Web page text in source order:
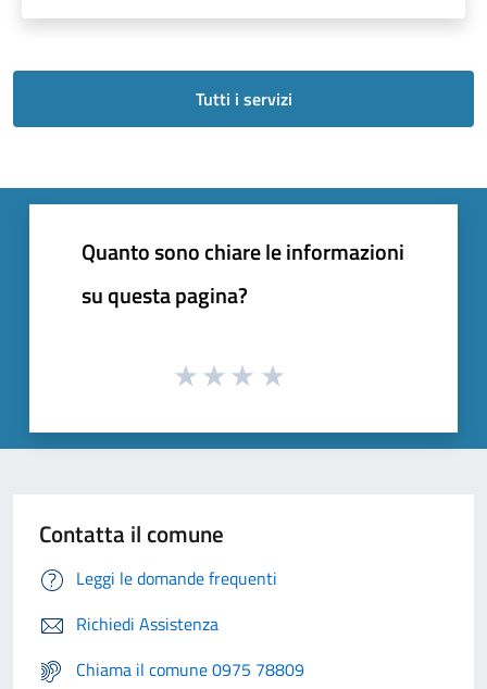
Tutti i servizi
Quanto sono chiare le informazioni
su questa pagina?
Contatta il comune
Leggi le domande frequenti
Richiedi Assistenza
Chiama il comune 0975 78809